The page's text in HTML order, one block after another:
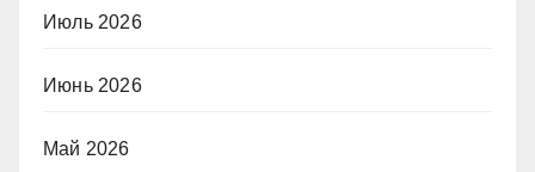
Июль 2026
Июнь 2026
Май 2026